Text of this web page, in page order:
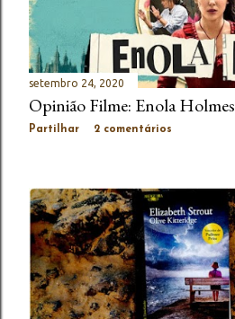
setembro 24, 2020
Opinião Filme: Enola Holmes
Partilhar 2 comentários